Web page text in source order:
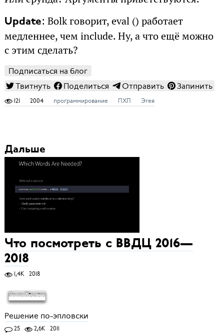
Update: Bolk говорит, eval () работает
медленнее, чем include. Ну, а что ещё можно
с этим сделать?
Подписаться на блог
Твитнуть
Поделиться Отправить Запинить
121 2004 программирование ПХП Эгея
Дальше
Что посмотреть с ВВДЦ 2016—
2018
1,4K 2018
Решение по-эпловски
25 2,6K 2011